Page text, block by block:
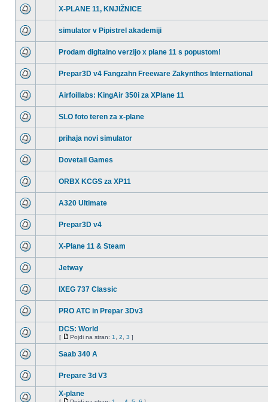
X-PLANE 11, KNJIŽNICE
simulator v Pipistrel akademiji
Prodam digitalno verzijo x plane 11 s popustom!
Prepar3D v4 Fangzahn Freeware Zakynthos International
Airfoillabs: KingAir 350i za XPlane 11
SLO foto teren za x-plane
prihaja novi simulator
Dovetail Games
ORBX KCGS za XP11
A320 Ultimate
Prepar3D v4
X-Plane 11 & Steam
Jetway
IXEG 737 Classic
PRO ATC in Prepar 3Dv3
DCS: World
[ Pojdi na stran: 1 2 3 ]
Saab 340 A
Prepare 3d V3
X-plane